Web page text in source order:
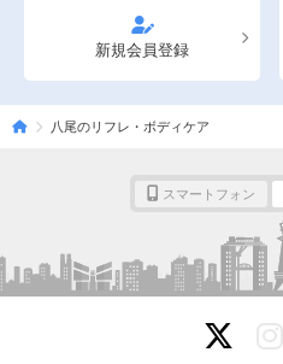
新規会員登録
八尾のリフレ・ボディケア
スマートフォン